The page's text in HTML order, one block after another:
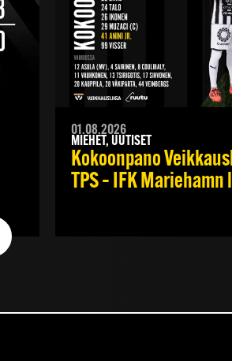
01.08.2026
MIEHET, UUTISET
Kokoonpano
TPS – IFK Mariehamn